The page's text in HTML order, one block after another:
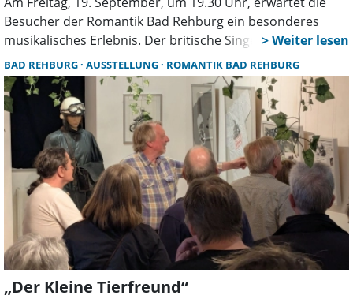
Besucher der Romantik Bad Rehburg ein besonderes
musikalisches Erlebnis. Der britische Singer-Songwriter
Julian Dawson wird mit seiner unverwechselbaren Stimme
und seiner Gitarre das Publikum in seinen Bann ziehen.
Dawson, der in Städten wie London, New Orleans,
Nashville und New York Schallplatten produzierte,
präsentiert eine Auswahl seiner Songs, die stilistische
Grenzen überschreiten und dennoch individuell und
kommunikativ bleiben.
BAD REHBURG AUSSTELLUNG ROMANTIK BAD REHBURG
„Der Kleine Tierfreund“